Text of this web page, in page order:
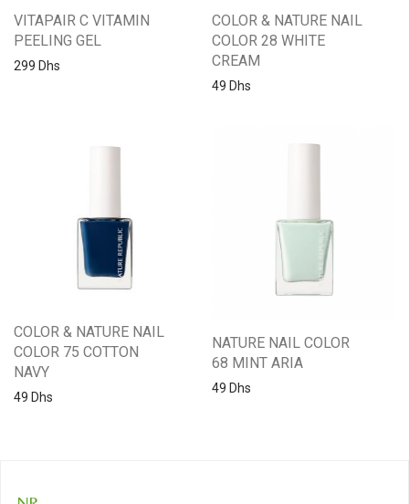
VITAPAIR C VITAMIN
PEELING GEL
299 Dhs
COLOR & NATURE NAIL
COLOR 28 WHITE
CREAM
49 Dhs
COLOR & NATURE NAIL
COLOR 75 COTTON
NAVY
49 Dhs
NATURE NAIL COLOR
68 MINT ARIA
49 Dhs